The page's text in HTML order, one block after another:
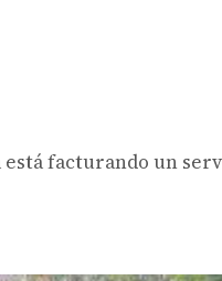
facturando un